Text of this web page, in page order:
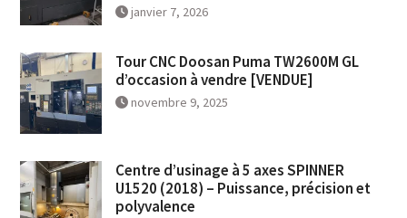
janvier 7, 2026
Tour CNC Doosan Puma TW2600M GL
d’occasion à vendre [VENDUE]
novembre 9, 2025
Centre d’usinage à 5 axes SPINNER
U1520 (2018) – Puissance, précision et
polyvalence